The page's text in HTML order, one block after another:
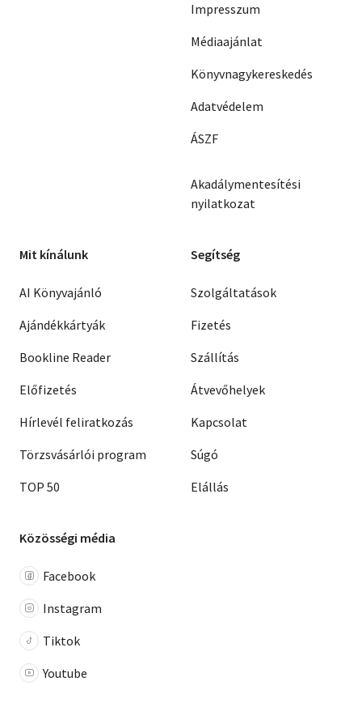
Impresszum
Médiaajánlat
Könyvnagykereskedés
Adatvédelem
ÁSZF
Akadálymentesítési
nyilatkozat
Mit kínálunk
AI Könyvajánló
Ajándékkártyák
Bookline Reader
Előfizetés
Hírlevél feliratkozás
Törzsvásárlói program
TOP 50
Segítség
Szolgáltatások
Fizetés
Szállítás
Átvevőhelyek
Kapcsolat
Súgó
Elállás
Közösségi média
Facebook
Instagram
Tiktok
Youtube